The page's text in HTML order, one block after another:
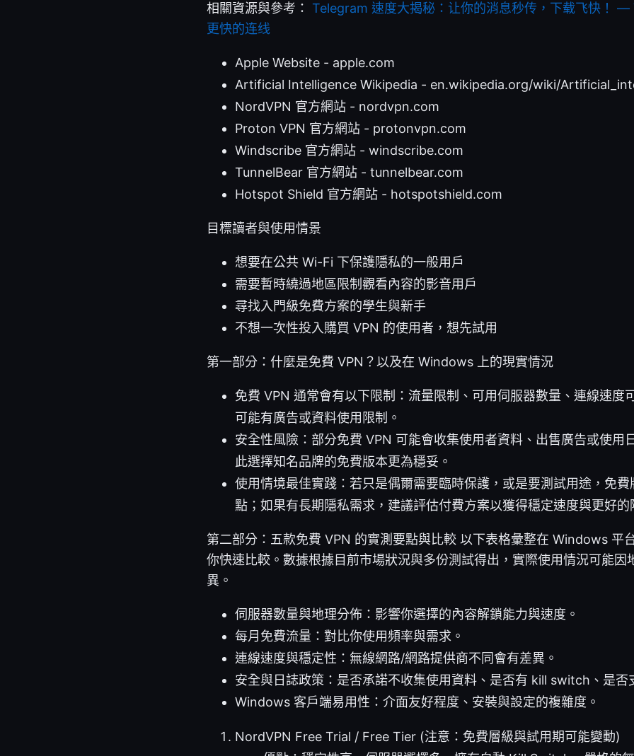
相關資源與參考： Telegram 速度大揭秘：让你的消息秒传，下载飞快！ —
更快的连线
Apple Website - apple.com
Artificial Intelligence Wikipedia - en.wikipedia.org/wiki/
NordVPN 官方網站 - nordvpn.com
Proton VPN 官方網站 - protonvpn.com
Windscribe 官方網站 - windscribe.com
TunnelBear 官方網站 - tunnelbear.com
Hotspot Shield 官方網站 - hotspotshield.com
目標讀者與使用情景
想要在公共 Wi-Fi 下保護隱私的一般用戶
需要暫時繞過地區限制觀看內容的影音用戶
尋找入門級免費方案的學生與新手
不想一次性投入購買 VPN 的使用者，想先試用
第一部分：什麼是免費 VPN？以及在 Windows 上的現實情況
免費 VPN 通常會有以下限制：流量限制、可用伺服器數量、連線速度
可能有廣告或資料使用限制。
安全性風險：部分免費 VPN 可能會收集使用者資料、出售廣告或使用
此選擇知名品牌的免費版本更為穩妥。
使用情境最佳實踐：若只是偶爾需要臨時保護，或是要測試用途，免
點；如果有長期隱私需求，建議評估付費方案以獲得穩定速度與更好的
第二部分：五款免費 VPN 的實測要點與比較 以下表格彙整在 Windows 平
你快速比較。數據根據目前市場狀況與多份測試得出，實際使用情況可能因
異。
伺服器數量與地理分佈：影響你選擇的內容解鎖能力與速度。
每月免費流量：對比你使用頻率與需求。
連線速度與穩定性：無線網路/網路提供商不同會有差異。
安全與日誌政策：是否承諾不收集使用資料、是否有 kill switch、是否
Windows 客戶端易用性：介面友好程度、安裝與設定的複雜度。
NordVPN Free Trial / Free Tier (注意：免費層級與試用期可能變動)